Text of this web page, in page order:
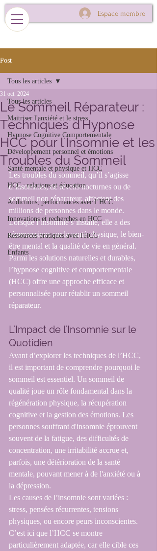
Espace membre
Post
Tous les articles
Maitriser l'anxiété et le stress
Hypnose Cognitive Comportementale
Développement personnel et émotions
Santé mentale et physique et HCC
HCC : relations et éducation
Addictions, performances avec l’HCC
Innovations et recherches en HCC
Ressources pratiques avec l'HCC
Enfants
Tous les articles
Le Sommeil Réparateur :
Techniques d'Hypnose
HCC pour l'Insomnie et les
Troubles du Sommeil
31 oct. 2024
Les troubles du sommeil, qu’il s’agisse
d’insomnies, de réveils nocturnes ou de
sommeil non réparateur, affectent des
millions de personnes dans le monde.
Lorsque l’insomnie s’installe, elle a des
répercussions sur la santé physique, le bien-
être mental et la qualité de vie en général.
Parmi les solutions naturelles et durables,
l’hypnose cognitive et comportementale
(HCC) offre une approche efficace et
personnalisée pour rétablir un sommeil
réparateur.
L'Impact de l'Insomnie sur le
Quotidien
Avant d’explorer les techniques de l’HCC,
il est important de comprendre pourquoi le
sommeil est essentiel. Un sommeil de
qualité joue un rôle fondamental dans la
régénération physique, la récupération
cognitive et la gestion des émotions. Les
personnes souffrant d'insomnie éprouvent
souvent de la fatigue, des difficultés de
concentration, une irritabilité accrue et,
parfois, une détérioration de la santé
mentale, pouvant mener à de l'anxiété ou à
la dépression.
Les causes de l’insomnie sont variées :
stress, pensées récurrentes, tensions
physiques, ou encore peurs inconscientes.
C’est ici que l’HCC se montre
particulièrement adaptée, car elle cible ces